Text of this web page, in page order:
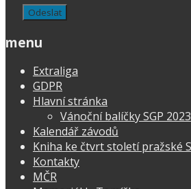
menu
Extraliga
GDPR
Hlavní stránka
Vánoční balíčky SGP 2023
Kalendář závodů
Kniha ke čtvrt století pražské
Kontakty
MČR